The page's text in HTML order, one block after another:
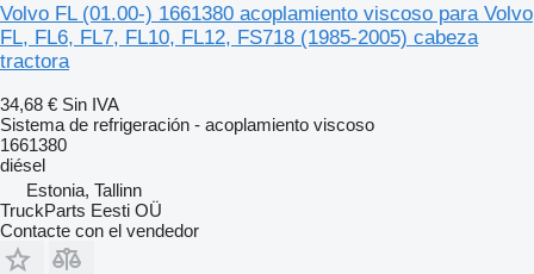
Volvo FL (01.00-) 1661380 acoplamiento viscoso para Volvo
FL, FL6, FL7, FL10, FL12, FS718 (1985-2005) cabeza
tractora
34,68 € Sin IVA
Sistema de refrigeración - acoplamiento viscoso
1661380
diésel
Estonia, Tallinn
TruckParts Eesti OÜ
Contacte con el vendedor